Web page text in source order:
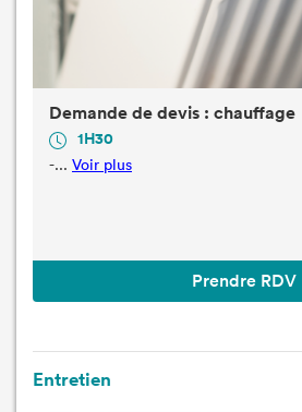
Demande de devis : chauffage
1H30
-... Voir plus
Prendre RDV
Entretien